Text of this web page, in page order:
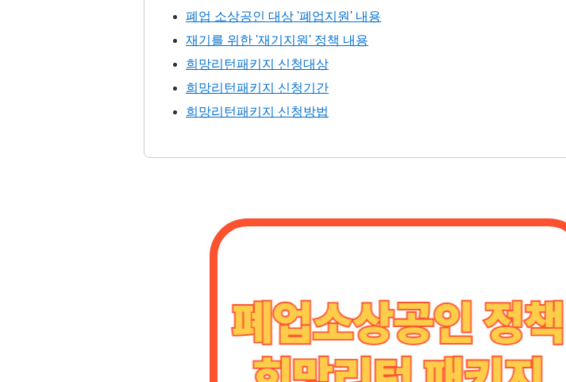
폐업 소상공인 대상 '폐업지원' 내용
재기를 위한 '재기지원' 정책 내용
희망리턴패키지 신청대상
희망리턴패키지 신청기간
희망리턴패키지 신청방법